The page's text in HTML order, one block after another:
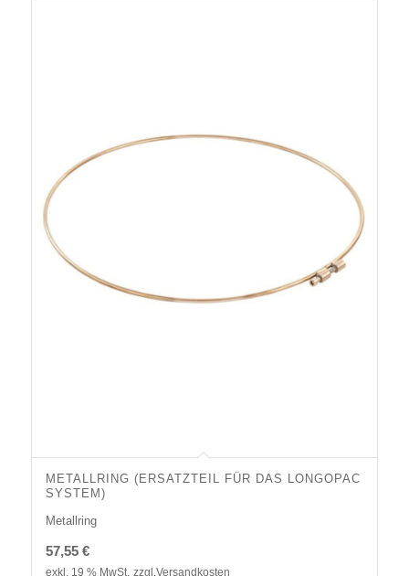
METALLRING (ERSATZTEIL FÜR DAS LONGOPAC
SYSTEM)
Metallring
57,55 €
exkl. 19 % MwSt. zzgl. Versandkosten